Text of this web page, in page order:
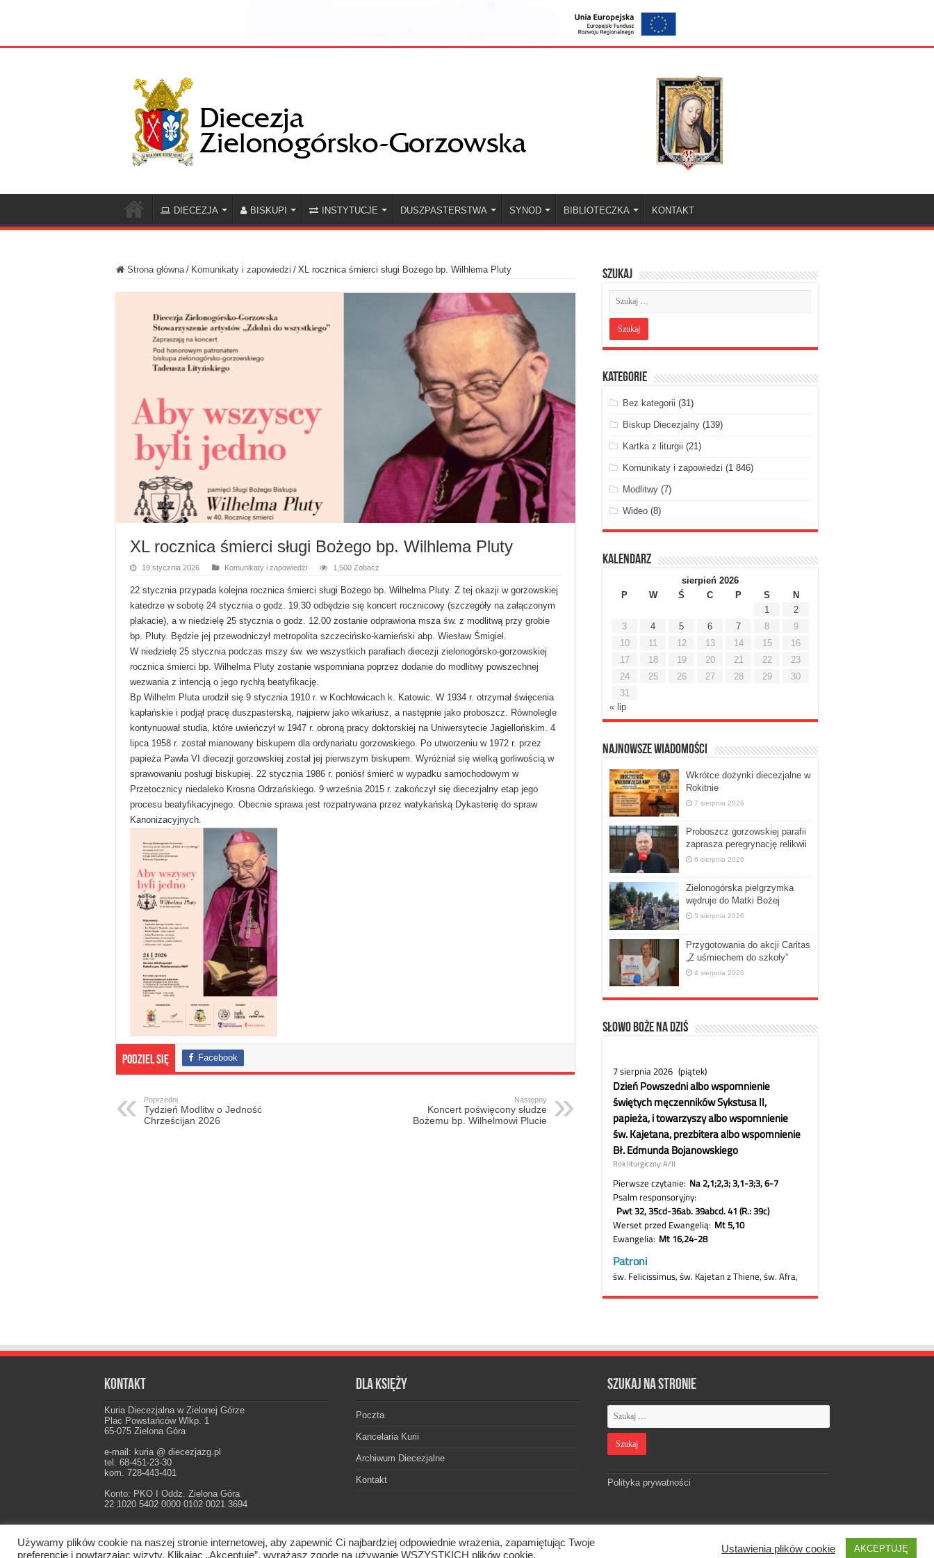
DIECEZJA BISKUPI INSTYTUCJE DUSZPASTERSTWA SYNOD BIBLIOTECZKA KONTAKT
Strona główna / Komunikaty i zapowiedzi / XL rocznica śmierci sługi Bożego bp. Wilhlema Pluty
XL rocznica śmierci sługi Bożego bp. Wilhlema Pluty
19 stycznia 2026 Komunikaty i zapowiedzi 1,500 Zobacz
22 stycznia przypada kolejna rocznica śmierci sługi Bożego bp. Wilhelma Pluty. Z tej okazji w gorzowskiej
katedrze w sobotę 24 stycznia o godz. 19.30 odbędzie się koncert rocznicowy (szczegóły na załączonym
plakacie), a w niedzielę 25 stycznia o godz. 12.00 zostanie odprawiona msza św. z modlitwą przy grobie
bp. Pluty. Będzie jej przewodniczył metropolita szczecińsko-kamieński abp. Wiesław Śmigiel.
W niedzielę 25 stycznia podczas mszy św. we wszystkich parafiach diecezji zielonogórsko-gorzowskiej
rocznica śmierci bp. Wilhelma Pluty zostanie wspomniana poprzez dodanie do modlitwy powszechnej
wezwania z intencją o jego rychłą beatyfikację.
Bp Wilhelm Pluta urodził się 9 stycznia 1910 r. w Kochłowicach k. Katowic. W 1934 r. otrzymał święcenia
kapłańskie i podjął pracę duszpasterską, najpierw jako wikariusz, a następnie jako proboszcz. Równolegle
kontynuował studia, które uwieńczył w 1947 r. obroną pracy doktorskiej na Uniwersytecie Jagiellońskim. 4
lipca 1958 r. został mianowany biskupem dla ordynariatu gorzowskiego. Po utworzeniu w 1972 r. przez
papieża Pawła VI diecezji gorzowskiej został jej pierwszym biskupem. Wyróżniał się wielką gorliwością w
sprawowaniu posługi biskupiej. 22 stycznia 1986 r. poniósł śmierć w wypadku samochodowym w
Przetocznicy niedaleko Krosna Odrzańskiego. 9 września 2015 r. zakończył się diecezjalny etap jego
procesu beatyfikacyjnego. Obecnie sprawa jest rozpatrywana przez watykańską Dykasterię do spraw
Kanonizacyjnych.
Podziel się Facebook
Poprzedni
Tydzień Modlitw o Jedność
Chrześcijan 2026
Następny
Koncert poświęcony słudze
Bożemu bp. Wilhelmowi Plucie
Szukaj
Kategorie
Bez kategorii (31)
Biskup Diecezjalny(139)
Kartka z liturgii (21)
Komunikaty i zapowiedzi (1 846)
Modlitwy(7)
Wideo(8)
Kalendarz
sierpień 2026
P
W Ś C P S
N
1
2
3
4 5 6 7 8
9
10
11 12 13 14 15
16
17
18 19 20 21 22
23
24
25 26 27 28 29
30
31
« lip
Najnowsze Wiadomości
Wkrótce dożynki diecezjalne w
Rokitnie
7 sierpnia 2026
Proboszcz gorzowskiej parafii
zaprasza peregrynację relikwii
6 sierpnia 2026
Zielonogórska pielgrzymka
wędruje do Matki Bożej
5 sierpnia 2026
Przygotowania do akcji Caritas
„Z uśmiechem do szkoły”
4 sierpnia 2026
Słowo Boże na dziś
Kontakt
Kuria Diecezjalna w Zielonej Górze
Plac Powstańców Wlkp. 1
65-075 Zielona Góra
e-mail: kuria @ diecezjazg.pl
tel. 68-451-23-30
kom. 728-443-401
Konto: PKO I Oddz. Zielona Góra
22 1020 5402 0000 0102 0021 3694
Dla księży
Poczta
Kancelaria Kurii
Archiwum Diecezjalne
Kontakt
Szukaj na stronie
Polityka prywatności
Designed byWebdawid
Oficjalna strona Diecezji Zielonogórsko-Gorzowskiej. © 2026. Wszelkie prawa zastrzeżone.
Używamy plików cookie na naszej stronie internetowej, aby zapewnić Ci najbardziej odpowiednie wrażenia, zapamiętując Twoje
preferencje i powtarzając wizyty. Klikając „Akceptuję”, wyrażasz zgodę na używanie WSZYSTKICH plików cookie.
Ustawienia plików cookie AKCEPTUJĘ